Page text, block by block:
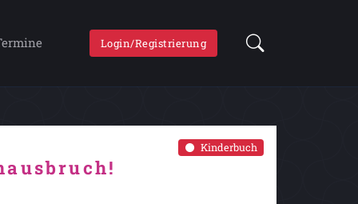
Login/Registrierung
Kinderbuch